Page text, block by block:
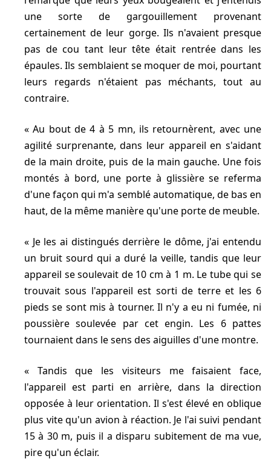
une sorte de gargouillement provenant
certainement de leur gorge. Ils n'avaient presque
pas de cou tant leur tête était rentrée dans les
épaules. Ils semblaient se moquer de moi, pourtant
leurs regards n'étaient pas méchants, tout au
contraire.
Au bout de 4 à 5 mn, ils retournèrent, avec une
agilité surprenante, dans leur appareil en s'aidant
de la main droite, puis de la main gauche. Une fois
montés à bord, une porte à glissière se referma
d'une façon qui m'a semblé automatique, de bas en
haut, de la même manière qu'une porte de meuble.
Je les ai distingués derrière le dôme, j'ai entendu
un bruit sourd qui a duré la veille, tandis que leur
appareil se soulevait de 10 cm à 1 m. Le tube qui se
trouvait sous l'appareil est sorti de terre et les 6
pieds se sont mis à tourner. Il n'y a eu ni fumée, ni
poussière soulevée par cet engin. Les 6 pattes
tournaient dans le sens des aiguilles d'une montre.
Tandis que les visiteurs me faisaient face,
l'appareil est parti en arrière, dans la direction
opposée à leur orientation. Il s'est élevé en oblique
plus vite qu'un avion à réaction. Je l'ai suivi pendant
15 à 30 m, puis il a disparu subitement de ma vue,
pire qu'un éclair.